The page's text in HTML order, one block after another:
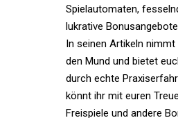
Spielautomaten,
lukrative Bonusangebote.
In seinen Artikeln
den Mund und bietet
durch echte
könnt ihr mit euren
Freispiele und andere